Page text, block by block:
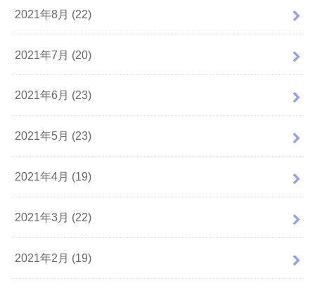
2021年8月 (22)
2021年7月 (20)
2021年6月 (23)
2021年5月 (23)
2021年4月 (19)
2021年3月 (22)
2021年2月 (19)